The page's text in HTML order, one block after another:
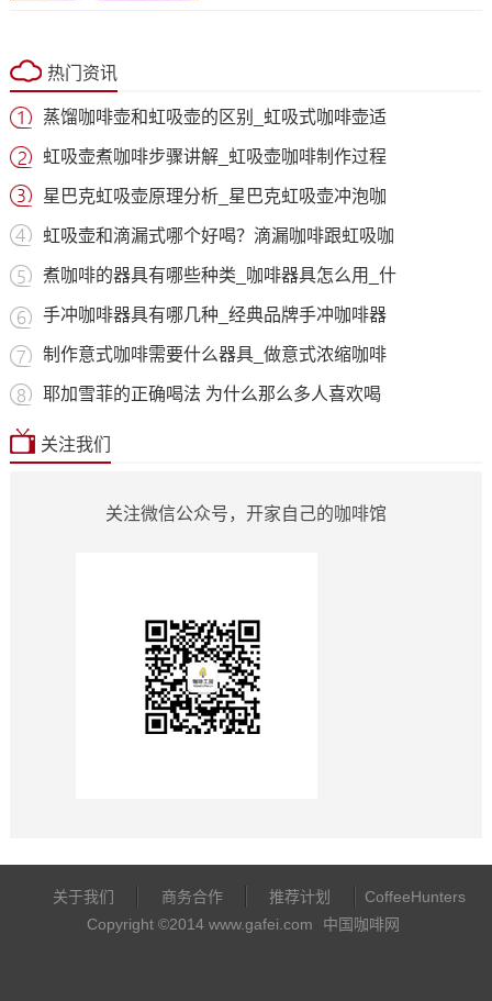
热门资讯
蒸馏咖啡壶和虹吸壶的区别_虹吸式咖啡壶适
虹吸壶煮咖啡步骤讲解_虹吸壶咖啡制作过程
星巴克虹吸壶原理分析_星巴克虹吸壶冲泡咖
虹吸壶和滴漏式哪个好喝？滴漏咖啡跟虹吸咖
煮咖啡的器具有哪些种类_咖啡器具怎么用_什
手冲咖啡器具有哪几种_经典品牌手冲咖啡器
制作意式咖啡需要什么器具_做意式浓缩咖啡
耶加雪菲的正确喝法 为什么那么多人喜欢喝
关注我们
关注微信公众号，开家自己的咖啡馆
关于我们 商务合作 推荐计划
CoffeeHunters
Copyright ©2014 www.gafei.com
中国咖啡网